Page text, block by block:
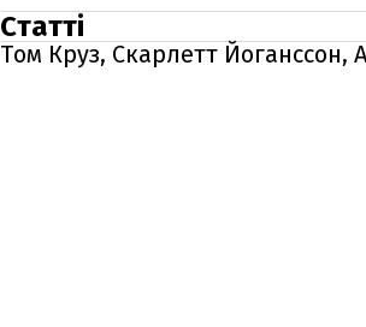
Статті
Том Круз, Скарлетт Йоганссон,